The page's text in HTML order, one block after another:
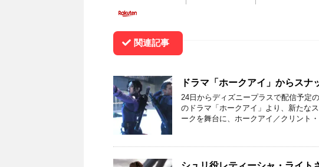
関連記事
ドラマ「ホークアイ」からスナ
24日からディズニープラスで配信予定
のドラマ「ホークアイ」より、新たな
ークを舞台に、ホークアイ／クリント